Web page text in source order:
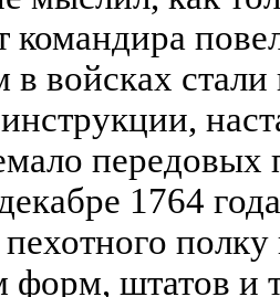
командира
войсках стали
передовых
1764
полку
штатов и